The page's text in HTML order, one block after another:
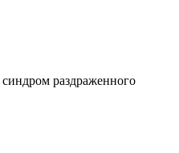
раздраженного